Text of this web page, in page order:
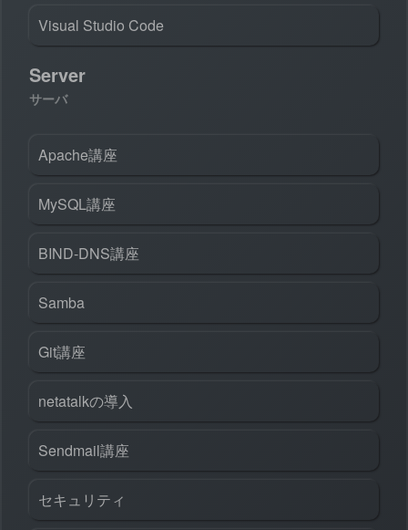
Visual Studio Code
Server
サーバ
Apache講座
MySQL講座
BIND-DNS講座
Samba
Git講座
netatalkの導入
Sendmail講座
セキュリティ